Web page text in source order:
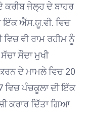
ਜੇਲ੍ਹ ਦੇ ਬਾਹਰ
ਇੱਕ ਐੱਸ.ਯੂ.ਵੀ. ਵਿਚ
ਵੀ ਰਾਮ ਰਹੀਮ ਨੂੰ
ਸੌਦਾ ਮੁਖੀ
ਦੇ ਮਾਮਲੇ ਵਿਚ 20
ਵਿਚ ਪੰਚਕੂਲਾ ਦੀ ਇੱਕ
ਕਰਾਰ ਦਿੱਤਾ ਗਿਆ